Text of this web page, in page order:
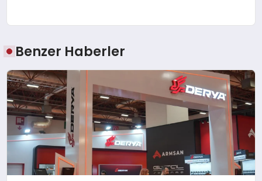
Benzer Haberler